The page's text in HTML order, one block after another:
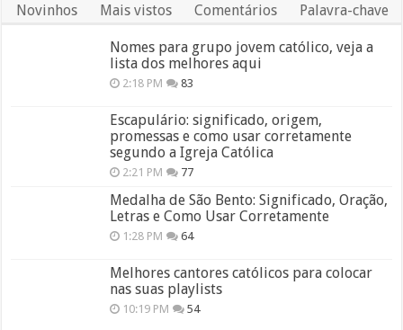
Novinhos Mais vistos Comentários Palavra-chave
Nomes para grupo jovem católico, veja a
lista dos melhores aqui
2:18 PM 83
Escapulário: significado, origem,
promessas e como usar corretamente
segundo a Igreja Católica
2:21 PM 77
Medalha de São Bento: Significado, Oração,
Letras e Como Usar Corretamente
1:28 PM 64
Melhores cantores católicos para colocar
nas suas playlists
10:19 PM 54